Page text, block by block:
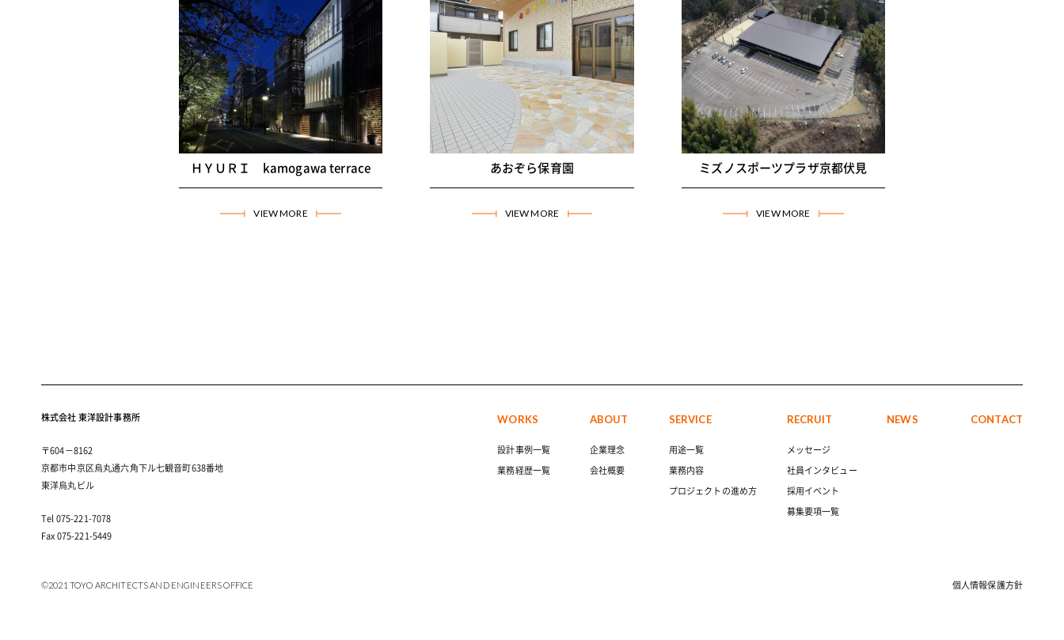
京都市下京区
店舗・商業施設
所在地 京都市下京区
竣工年月 2014年3月
用途 飲食店舗
構造 S造 地上4階
延床面積 1165
ＨＹＵＲＩ kamogawa terrace
VIEW MORE
京都市左京区
公共・福祉施設・病院・学校
所在地 京都市左京区
竣工年月 2016年3月
用途 保育所
構造 S造 地上2階
延床面積 605.86㎡
あおぞら保育園
VIEW MORE
京都市伏見区
店舗・商業施設
所在地 京都市伏見区
竣工年月 2019年3月
用途 スポーツ練習場
構造 S造 地上1階
延床面積 2477.55㎡
ミズノスポーツプラザ京都伏見
VIEW MORE
株式会社 東洋設計事務所
〒604－8162
京都市中京区烏丸通六角下ル七観音町638番地
東洋烏丸ビル
Tel 075-221-7078
Fax 075-221-5449
WORKS
設計事例一覧
業務経歴一覧
ABOUT
企業理念
会社概要
SERVICE
用途一覧
業務内容
プロジェクトの進め方
RECRUIT
メッセージ
社員インタビュー
採用イベント
募集要項一覧
NEWS CONTACT
個人情報保護方針
©2021 TOYO ARCHITECTS AND ENGINEERS OFFICE